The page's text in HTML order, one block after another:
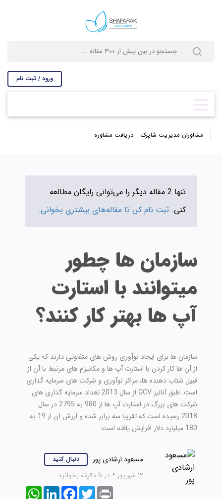
ورود / ثبت نام
مشاوران مدیریت شاپرک دریافت مشاوره
تنها 2 مقاله دیگر را می‌توانی رایگان مطالعه
کنی. ثبت نام کن تا مقاله‌های بیشتری بخوانی.
سازمان ها چطور
میتوانند با استارت
آپ ها بهتر کار کنند؟
سازمان ها برای ایجاد نوآوری روش های متفاوتی دارند که یکی
از آن ها کار کردن با استارت آپ ها و مکانیزم های مرتبط با آن از
قبیل شتاب دهنده ها، مراکز نوآوری و شرکت های سرمایه گذاری
است. طبق آنالیز GCV از سال 2013 تعداد سرمایه گذاری های
شرکت های بزرگ در استارت آپ ها از 980 به 2795 در سال
2018 رسیده است که تقریبا سه برابر شده و ارزش آن از 19 به
180 میلیارد دلار افزایش یافته است.
مسعود ارشادی پور دنبال کنید
۱۲ شهریور • در 6 دقیقه بخوانید
WhatsAppLinkedInFacebookTwitterPrint